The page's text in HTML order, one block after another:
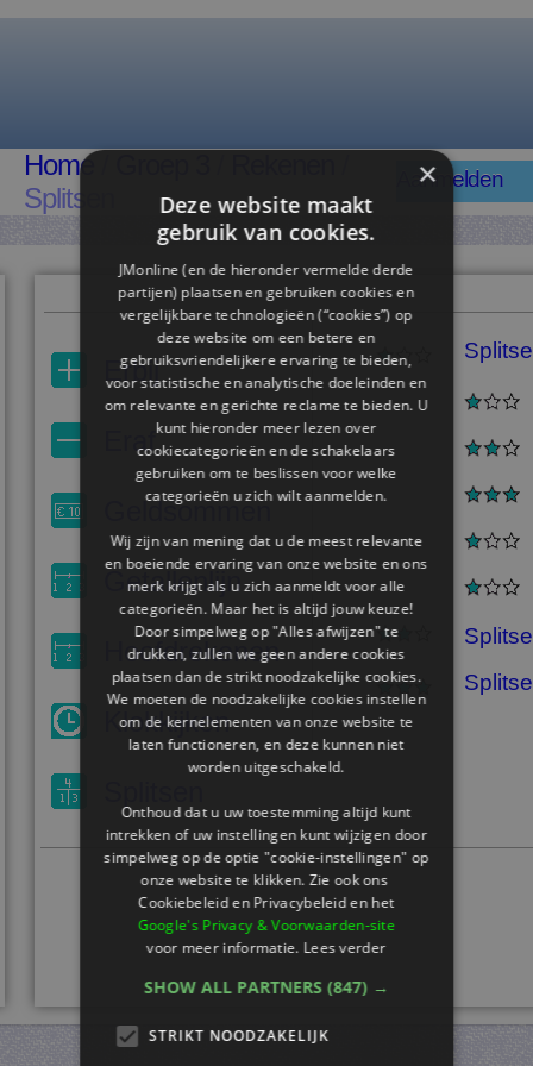
Home
Splitsen
Aanmelden
Erbij
Eraf
Geldsommen
Getallenlijn
Hoofdrekenen
Klokkijken
×
Deze website maakt
gebruik van cookies.
JMonline (en de hieronder vermelde derde
partijen) plaatsen en gebruiken cookies en
vergelijkbare technologieën (“cookies”) op
deze website om een ​​betere en
gebruiksvriendelijkere ervaring te bieden,
voor statistische en analytische doeleinden en
om relevante en gerichte reclame te bieden. U
kunt hieronder meer lezen over
cookiecategorieën en de schakelaars
gebruiken om te beslissen voor welke
categorieën u zich wilt aanmelden.
Wij zijn van mening dat u de meest relevante
en boeiende ervaring van onze website en ons
merk krijgt als u zich aanmeldt voor alle
categorieën. Maar het is altijd jouw keuze!
Door simpelweg op "Alles afwijzen" te
drukken, zullen we geen andere cookies
plaatsen dan de strikt noodzakelijke cookies.
We moeten de noodzakelijke cookies instellen
om de kernelementen van onze website te
laten functioneren, en deze kunnen niet
worden uitgeschakeld.
Onthoud dat u uw toestemming altijd kunt
intrekken of uw instellingen kunt wijzigen door
simpelweg op de optie "cookie-instellingen" op
onze website te klikken. Zie ook ons ​​
Cookiebeleid en Privacybeleid en het
Google's Privacy & Voorwaarden-site
voor meer informatie.Lees verder
SHOW ALL PARTNERS (847) →
STRIKT NOODZAKELIJK